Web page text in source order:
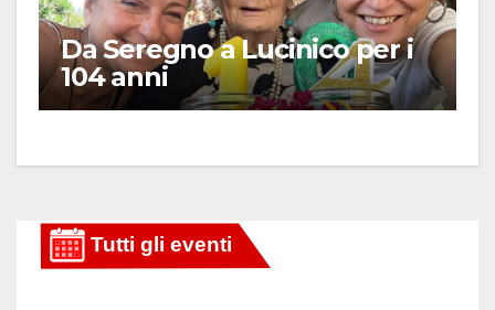
Da Seregno a Lucinico per i
104 anni